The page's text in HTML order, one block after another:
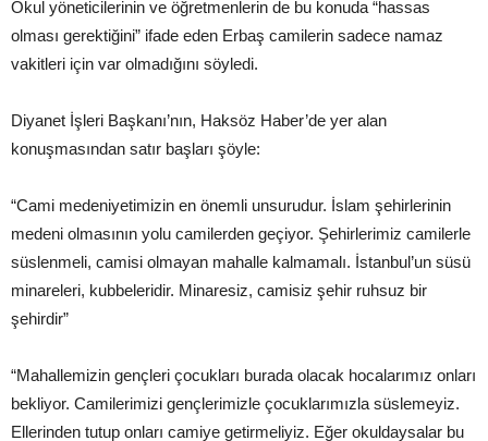
Okul yöneticilerinin ve öğretmenlerin de bu konuda “hassas
olması gerektiğini” ifade eden Erbaş camilerin sadece namaz
vakitleri için var olmadığını söyledi.
Diyanet İşleri Başkanı’nın, Haksöz Haber’de yer alan
konuşmasından satır başları şöyle:
“Cami medeniyetimizin en önemli unsurudur. İslam şehirlerinin
medeni olmasının yolu camilerden geçiyor. Şehirlerimiz camilerle
süslenmeli, camisi olmayan mahalle kalmamalı. İstanbul’un süsü
minareleri, kubbeleridir. Minaresiz, camisiz şehir ruhsuz bir
şehirdir”
“Mahallemizin gençleri çocukları burada olacak hocalarımız onları
bekliyor. Camilerimizi gençlerimizle çocuklarımızla süslemeyiz.
Ellerinden tutup onları camiye getirmeliyiz. Eğer okuldaysalar bu